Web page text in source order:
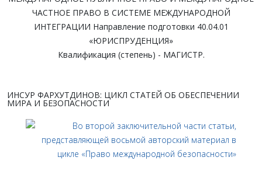
ЧАСТНОЕ ПРАВО В СИСТЕМЕ МЕЖДУНАРОДНОЙ
ИНТЕГРАЦИИ Направление подготовки 40.04.01
«ЮРИСПРУДЕНЦИЯ»
Квалификация (степень) - МАГИСТР.
ИНСУР ФАРХУТДИНОВ: ЦИКЛ СТАТЕЙ ОБ ОБЕСПЕЧЕНИИ
МИРА И БЕЗОПАСНОСТИ